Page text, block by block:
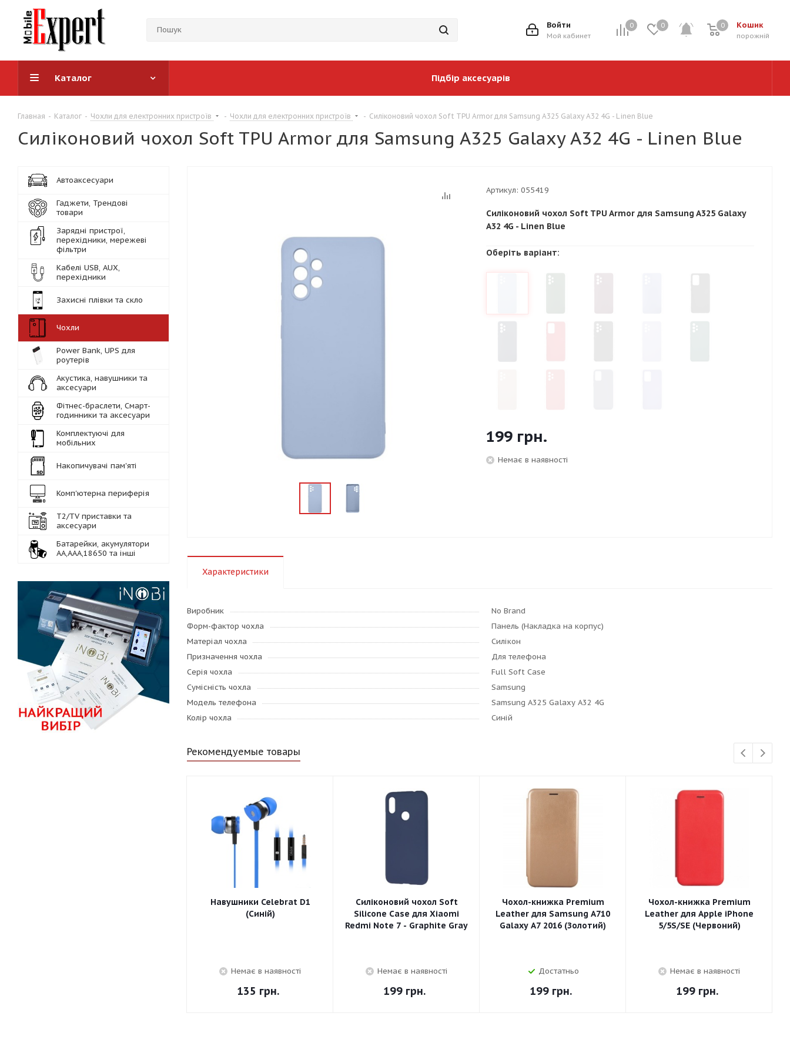
0 0 Кошик
0
порожній
0
Войти
Мой кабинет
Каталог Підбір аксесуарів
Главная - Каталог - Чохли для електронних пристроїв - Чохли для електронних пристроїв - Силіконовий чохол Soft TPU Armor для Samsung A325 Galaxy A32 4G - Linen Blue
Силіконовий чохол Soft TPU Armor для Samsung A325 Galaxy A32 4G - Linen Blue
Артикул: 055419
Силіконовий чохол Soft TPU Armor для Samsung A325 Galaxy
A32 4G - Linen Blue
Оберіть варіант:
199 грн.
Немає в наявності
Характеристики
Виробник
No Brand
Форм-фактор чохла
Панель (Накладка на корпус)
Матеріал чохла
Силікон
Призначення чохла
Для телефона
Серія чохла
Full Soft Case
Сумісність чохла
Samsung
Модель телефона
Samsung A325 Galaxy A32 4G
Колір чохла
Синій
Рекомендуемые товары
Навушники Celebrat D1
(Синій)
Немає в наявності
135 грн.
Силіконовий чохол Soft
Silicone Case для Xiaomi
Redmi Note 7 - Graphite Gray
Немає в наявності
199 грн.
Чохол-книжка Premium
Leather для Samsung A710
Galaxy A7 2016 (Золотий)
Достатньо
199 грн.
Чохол-книжка Premium
Leather для Apple iPhone
5/5S/SE (Червоний)
Немає в наявності
199 грн.
Автоаксесуари
Гаджети, Трендові
товари
Зарядні пристрої,
перехідники, мережеві
фільтри
Кабелі USB, AUX,
перехідники
Захисні плівки та скло
Чохли
Power Bank, UPS для
роутерів
Акустика, навушники та
аксесуари
Фітнес-браслети, Смарт-
годинники та аксесуари
Комплектуючі для
мобільних
Накопичувачі пам'яті
Комп'ютерна периферія
Т2/TV приставки та
аксесуари
Батарейки, акумулятори
АА,ААА,18650 та інші